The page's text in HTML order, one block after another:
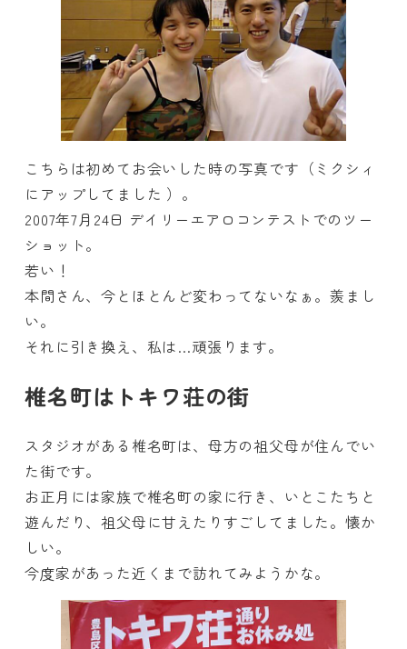
こちらは初めてお会いした時の写真です（ミクシィ
にアップしてました ）。
2007年7月24日 デイリーエアロコンテストでのツー
ショット。
若い！
本間さん、今とほとんど変わってないなぁ。羨まし
い。
それに引き換え、私は…頑張ります。
椎名町はトキワ荘の街
スタジオがある椎名町は、母方の祖父母が住んでい
た街です。
お正月には家族で椎名町の家に行き、いとこたちと
遊んだり、祖父母に甘えたりすごしてました。懐か
しい。
今度家があった近くまで訪れてみようかな。